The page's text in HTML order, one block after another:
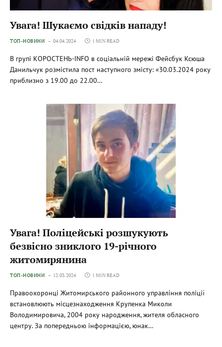
Увага! Шукаємо свідків нападу!
ТОП-НОВИНИ 04.04.2024 1 MIN READ
В групі КОРОСТЕНЬ-INFO в соціальній мережі Фейсбук Ксюша
Данильчук розмістила пост наступного змісту: «30.03.2024 року
приблизно з 19.00 до 22.00…
Увага! Поліцейські розшукують
безвісно зниклого 19-річного
житомирянина
ТОП-НОВИНИ 12.03.2024 1 MIN READ
Правоохоронці Житомирського районного управління поліції
встановлюють місцезнаходження Крупенка Миколи
Володимировича, 2004 року народження, жителя обласного
центру. За попередньою інформацією, юнак…